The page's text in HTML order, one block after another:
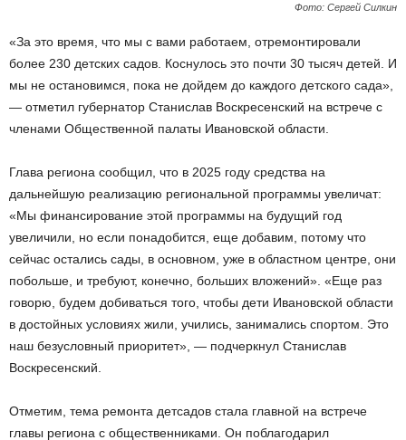
Фото: Сергей Силкин
«За это время, что мы с вами работаем, отремонтировали
более 230 детских садов. Коснулось это почти 30 тысяч детей. И
мы не остановимся, пока не дойдем до каждого детского сада»,
— отметил губернатор Станислав Воскресенский на встрече с
членами Общественной палаты Ивановской области.
Глава региона сообщил, что в 2025 году средства на
дальнейшую реализацию региональной программы увеличат:
«Мы финансирование этой программы на будущий год
увеличили, но если понадобится, еще добавим, потому что
сейчас остались сады, в основном, уже в областном центре, они
побольше, и требуют, конечно, больших вложений». «Еще раз
говорю, будем добиваться того, чтобы дети Ивановской области
в достойных условиях жили, учились, занимались спортом. Это
наш безусловный приоритет», — подчеркнул Станислав
Воскресенский.
Отметим, тема ремонта детсадов стала главной на встрече
главы региона с общественниками. Он поблагодарил